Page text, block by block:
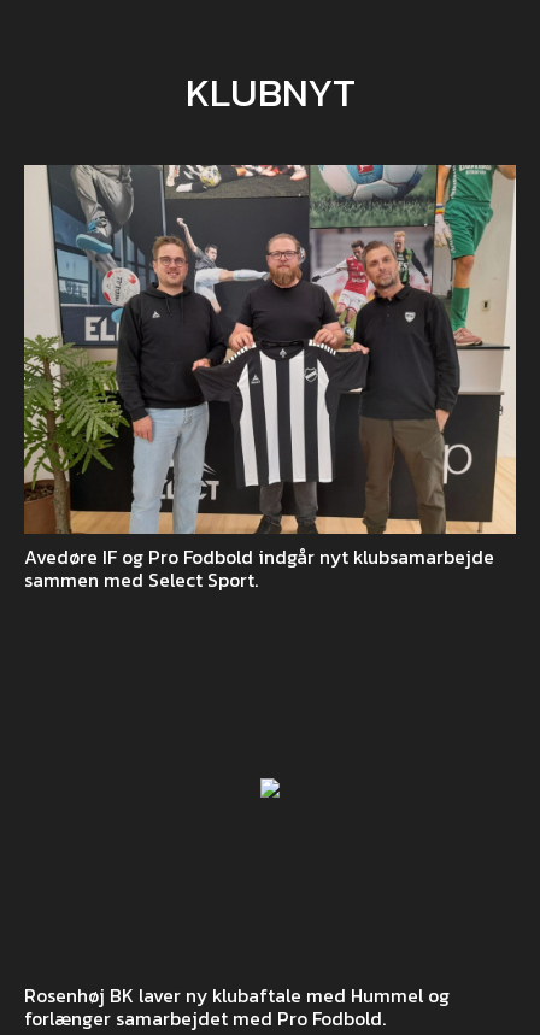
KLUBNYT
Avedøre IF og Pro Fodbold indgår nyt klubsamarbejde
sammen med Select Sport.
Rosenhøj BK laver ny klubaftale med Hummel og
forlænger samarbejdet med Pro Fodbold.